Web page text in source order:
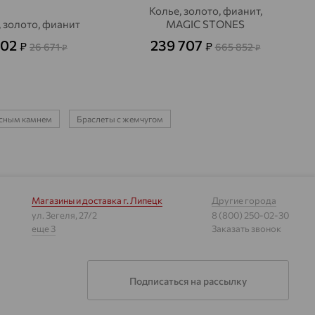
золото, фианит
₽ 26 671₽
Колье, золото, фианит,
MAGIC STONES
239 707 ₽ 665 852₽
камнем Браслеты с жемчугом
Магазины и доставка г. Липецк
ул. Зегеля, 27/2
еще 3
Другие города
8 (800) 250-02-30
Заказать звонок
Подписаться на рассылку